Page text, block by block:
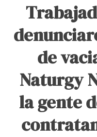
de
Naturgy
la gente